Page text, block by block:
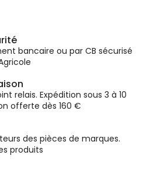
bancaire ou par CB sécurisé
relais. Expédition sous 3 à 10
offerte dès 160 €
des pièces de marques.
produits